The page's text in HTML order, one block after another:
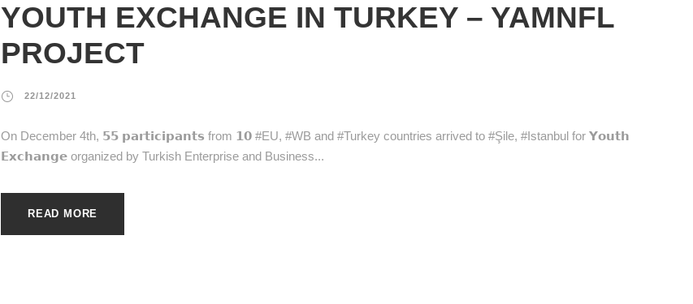
YOUTH EXCHANGE IN TURKEY – YAMNFL
PROJECT
22/12/2021
On December 4th, 𝟱𝟱 𝗽𝗮𝗿𝘁𝗶𝗰𝗶𝗽𝗮𝗻𝘁𝘀 from 𝟭𝟬 #EU, #WB and #Turkey countries arrived to #Şile, #Istanbul for 𝗬𝗼𝘂𝘁𝗵
𝗘𝘅𝗰𝗵𝗮𝗻𝗴𝗲 organized by Turkish Enterprise and Business...
READ MORE